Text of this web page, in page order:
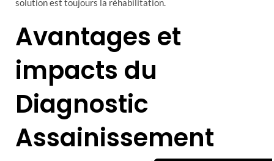
solution est toujours la réhabilitation.
Avantages et
impacts du
Diagnostic
Assainissement